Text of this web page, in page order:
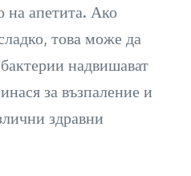
на апетита. Ако
това може да
надвишават
за възпаление и
здравни